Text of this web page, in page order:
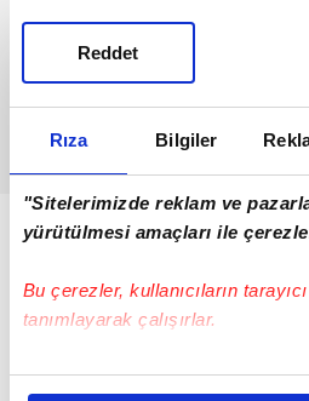
Rıza Bilgiler
"Sitelerimizde reklam ve
yürütülmesi amaçları ile
Bu çerezler, kullanıcıların
tanımlayarak çalışırlar.
Bu çerezlere izin vermeniz
Reddet